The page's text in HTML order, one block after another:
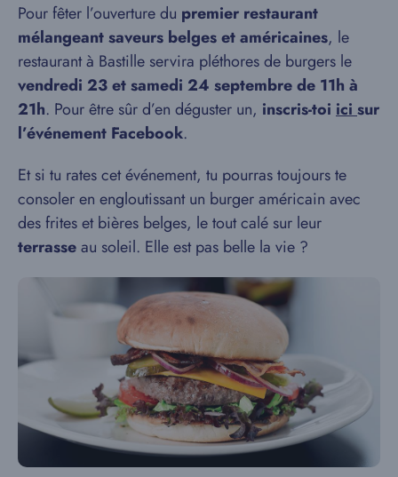
Pour fêter l’ouverture du premier restaurant
mélangeant saveurs belges et américaines, le
restaurant à Bastille servira pléthores de burgers le
vendredi 23 et samedi 24 septembre de 11h à
21h. Pour être sûr d’en déguster un, inscris-toi ici sur
l’événement Facebook.
Et si tu rates cet événement, tu pourras toujours te
consoler en engloutissant un burger américain avec
des frites et bières belges, le tout calé sur leur
terrasseau soleil. Elle est pas belle la vie ?